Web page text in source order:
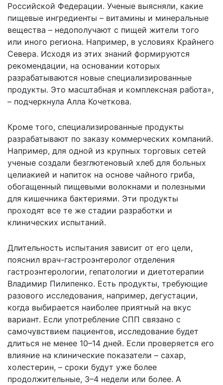
Российской Федерации. Ученые выясняли, какие
пищевые ингредиенты – витамины и минеральные
вещества – недополучают с пищей жители того
или иного региона. Например, в условиях Крайнего
Севера. Исходя из этих знаний формируются
рекомендации, на основании которых
разрабатываются новые специализированные
продукты. Это масштабная и комплексная работа»,
– подчеркнула Алла Кочеткова.
Кроме того, специализированные продукты
разрабатывают по заказу коммерческих компаний.
Например, для одной из крупных торговых сетей
ученые создали безглютеновый хлеб для больных
целиакией и напиток на основе чайного гриба,
обогащенный пищевыми волокнами и полезными
для кишечника бактериями. Эти продукты
проходят все те же стадии разработки и
клинических испытаний.
Длительность испытания зависит от его цели,
пояснил врач-гастроэнтеролог отделения
гастроэнтерологии, гепатологии и диетотерапии
Владимир Пилипенко. Есть продукты, требующие
разового исследования, например, дегустации,
когда выбирается наиболее приятный на вкус
вариант. Если употребление СПП связано с
самочувствием пациентов, исследование будет
длиться не менее 10–14 дней. Если проверяется его
влияние на клинические показатели – сахар,
холестерин, – сроки будут уже более
продолжительные, 3–4 недели или более. А